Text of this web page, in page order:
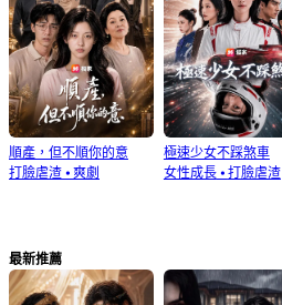
順產，但不順你的意
打臉虐渣 ⦁ 爽劇
極速少女不踩煞車
女性成長⦁ 打臉虐渣
最新推薦